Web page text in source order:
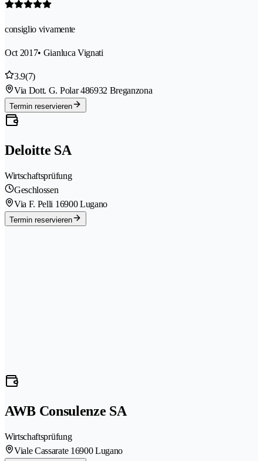
consiglio vivamente
Oct 2017• Gianluca Vignati
3.9(7)
Via Dott. G. Polar 486932 Breganzona
Termin reservieren
Deloitte SA
Wirtschaftsprüfung
Geschlossen
Via F. Pelli 16900 Lugano
Termin reservieren
AWB Consulenze SA
Wirtschaftsprüfung
Viale Cassarate 16900 Lugano